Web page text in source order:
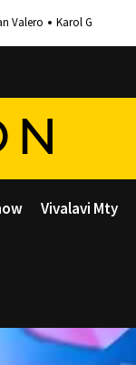
Valero Karol G
Vivalavi Mty